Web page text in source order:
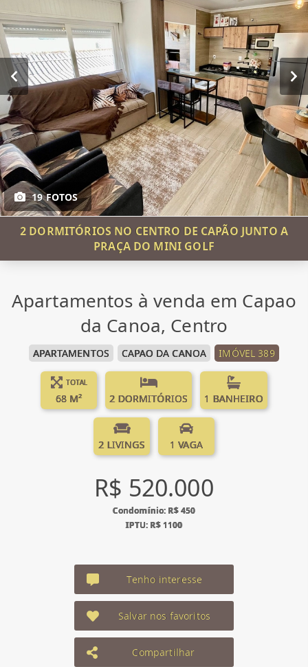
19 FOTOS
2 DORMITÓRIOS NO CENTRO DE CAPÃO JUNTO A
PRAÇA DO MINI GOLF
Apartamentos à venda em Capao
da Canoa, Centro
APARTAMENTOS CAPAO DA CANOA IMÓVEL 389
TOTAL
68 M² 2 DORMITÓRIOS 1 BANHEIRO
2 LIVINGS 1 VAGA
R$ 520.000
Condomínio: R$ 450
IPTU: R$ 1100
Tenho interesse
Salvar nos favoritos
Compartilhar